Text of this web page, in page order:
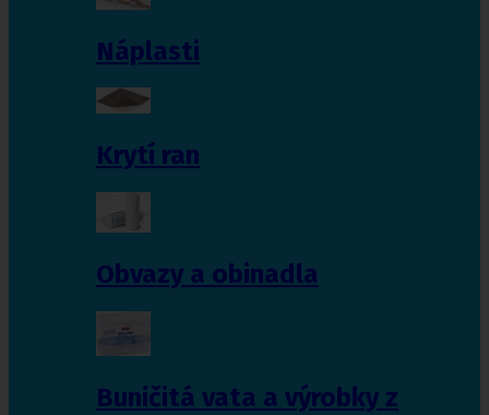
Náplasti
Krytí ran
Obvazy a obinadla
Buničitá vata a výrobky z